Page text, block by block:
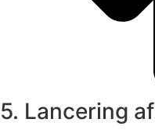
5. Lancering